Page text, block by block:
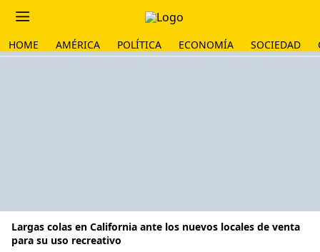
HOME AMÉRICA POLÍTICA ECONOMÍA SOCIEDAD
Largas colas en California ante los nuevos locales de venta
para su uso recreativo